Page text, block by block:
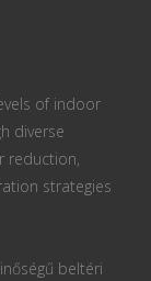
of indoor
diverse
reduction,
strategies
beltéri